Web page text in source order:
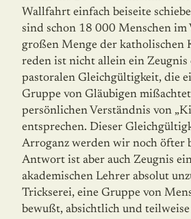
Wallfahrt einfach beiseite
sind schon 18 000 Menschen im
großen Menge der katholischen
reden ist nicht allein ein Zeugnis
pastoralen Gleichgültigkeit, die
Gruppe von Gläubigen
persönlichen Verständnis von
entsprechen. Dieser
Arroganz werden wir noch öfter
Antwort ist aber auch Zeugnis
akademischen Lehrer absolut
Trickserei, eine Gruppe von
bewußt, absichtlich und